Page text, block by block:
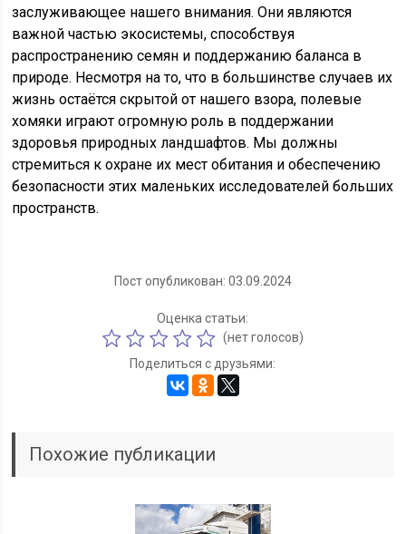
заслуживающее нашего внимания. Они являются
важной частью экосистемы, способствуя
распространению семян и поддержанию баланса в
природе. Несмотря на то, что в большинстве случаев их
жизнь остаётся скрытой от нашего взора, полевые
хомяки играют огромную роль в поддержании
здоровья природных ландшафтов. Мы должны
стремиться к охране их мест обитания и обеспечению
безопасности этих маленьких исследователей больших
пространств.
Пост опубликован: 03.09.2024
Оценка статьи:
(нет голосов)
Поделиться с друзьями:
Похожие публикации